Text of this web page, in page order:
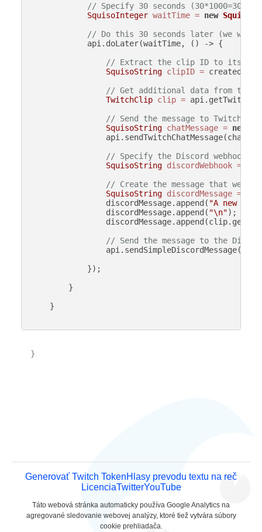
// Specify 30 seconds
SquisoInteger waitTime = new
// Do this 30 seconds later (we wait
            api.doLater(waitTime, () -> {
// Extract the clip ID to its own
SquisoString clipID =
// Get additional data from the
TwitchClip clip =
// Send the message to Twitch
SquisoString chatMessage = new
// Specify the Discord webhook
SquisoString discordWebhook =
// Create the message that we
SquisoString discordMessage =
                discordMessage.append(
"A new
                discordMessage.append(
"\n");
// Send the message to the
            });
        }
    }
}
Generovať Twitch TokenHlasy prevodu textu na reč
LicenciaTwitterYouTube
Táto webová stránka automaticky používa Google Analytics na
agregované sledovanie webovej analýzy, ktoré tiež vytvára súbory
cookie prehliadača.